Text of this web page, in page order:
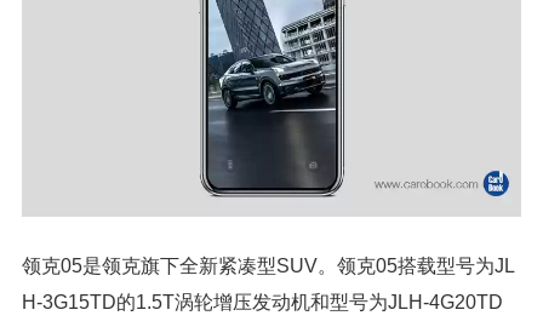
领克05是领克旗下全新紧凑型SUV。领克05搭载型号为JL
H-3G15TD的1.5T涡轮增压发动机和型号为JLH-4G20TD